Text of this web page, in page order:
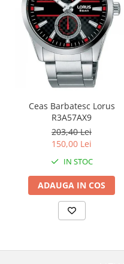
Scule si Accesorii Ceasuri
Catarame curea
Chei Pendula
Clesti Miniatura
Curatare si Intretinere
Cutii Pastrare Ceasuri
Dispozitive Bratari si Curele
Dispozitive Capace Ceas
Extractoare Indicatoare
Lupe, Dispozitive Optice
Mecanisme Ceas
Scule Speciale
Ceas Barbatesc Lorus
R3A57AX9
203,40 Lei
150,00 Lei
IN STOC
ADAUGA IN COS